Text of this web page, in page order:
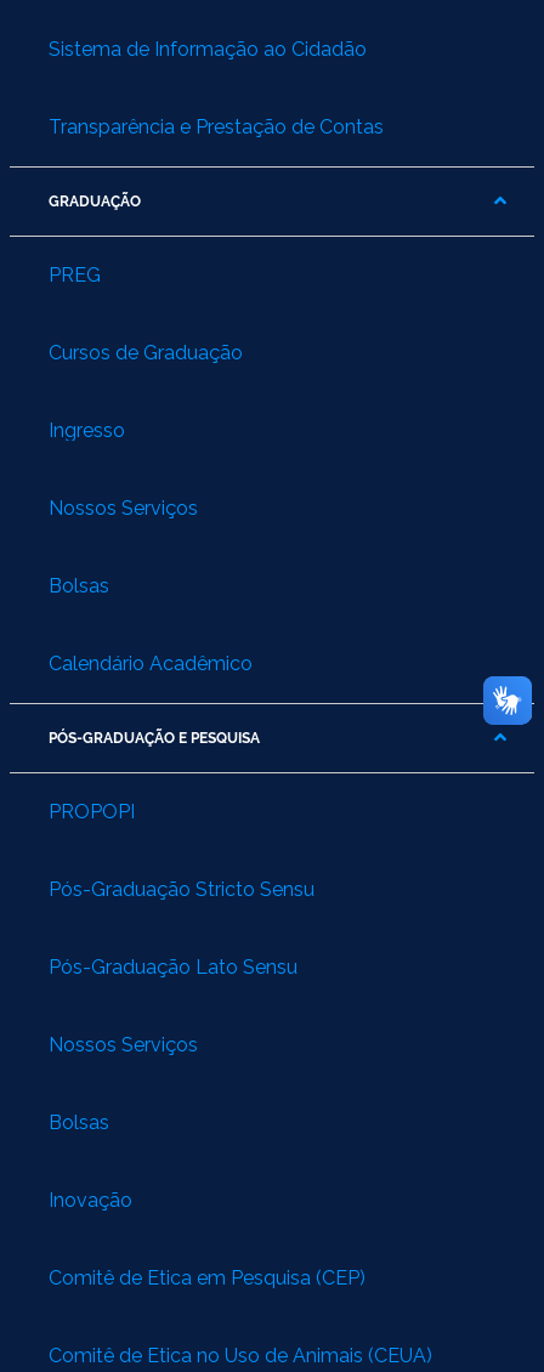
Sistema de Informação ao Cidadão
Transparência e Prestação de Contas
GRADUAÇÃO
PREG
Cursos de Graduação
Ingresso
Nossos Serviços
Bolsas
Calendário Acadêmico
PÓS-GRADUAÇÃO E PESQUISA
PROPOPI
Pós-Graduação Stricto Sensu
Pós-Graduação Lato Sensu
Nossos Serviços
Bolsas
Inovação
Comitê de Ética em Pesquisa (CEP)
Comitê de Ética no Uso de Animais (CEUA)